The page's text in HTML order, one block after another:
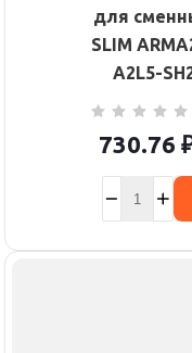
для
SLIM
A2L5-
730.76